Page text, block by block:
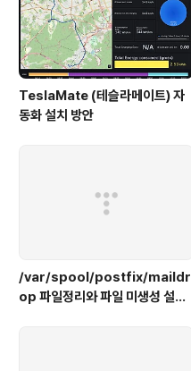
TeslaMate (테슬라메이트) 자
동화 설치 방안
/var/spool/postfix/maildr
op 파일정리와 파일 미생성 설정